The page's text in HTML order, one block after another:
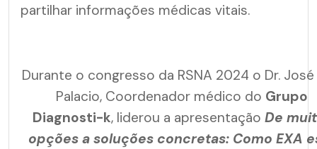
partilhar informações médicas vitais.
Durante o congresso da RSNA 2024 o Dr. José
Palacio, Coordenador médico do Grupo
Diagnosti-k, liderou a apresentação De
opções a soluções concretas: Como EXA